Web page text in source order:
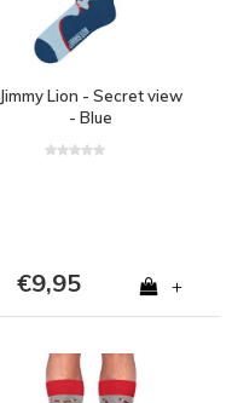
Jimmy Lion - Secret view
- Blue
€9,95 +